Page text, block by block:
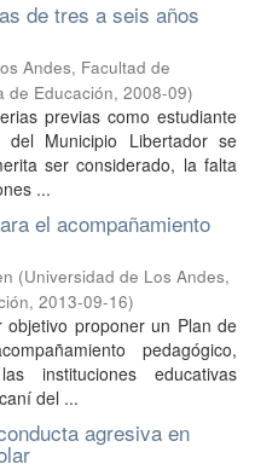
de tres a seis años
Andes, Facultad de
de Educación, 2008-09)
previas como estudiante
del Municipio Libertador se
ser considerado, la falta
...
el acompañamiento
(Universidad de Los Andes,
, 2013-09-16)
proponer un Plan de
pedagógico,
instituciones educativas
del ...
agresiva en